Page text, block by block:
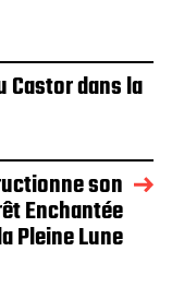
Castor dans la
son
Enchantée
Pleine Lune